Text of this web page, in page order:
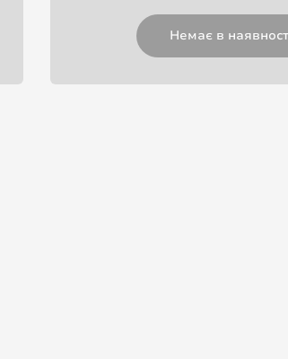
Немає в